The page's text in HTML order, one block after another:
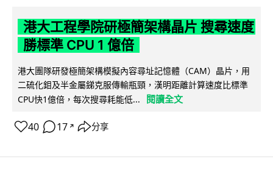
港大工程學院研極簡架構晶片 搜尋速度
勝標準 CPU 1 億倍
港大團隊研發極簡架構模擬內容尋址記憶體（CAM）晶片，用
二硫化鉬及半金屬銻克服傳輸瓶頸，漢明距離計算速度比標準
CPU快1億倍，每次搜尋耗能低...
閱讀全文
40 17 ↗ 分享